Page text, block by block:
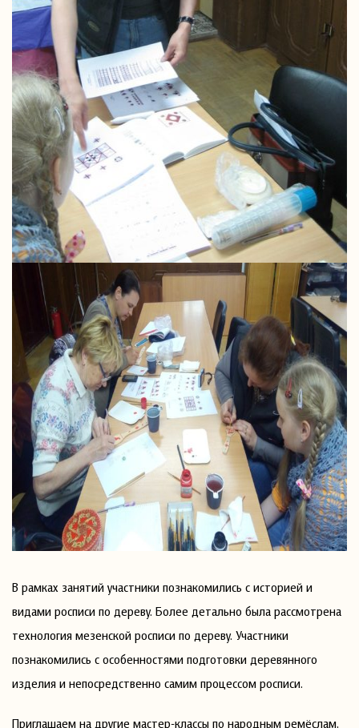
В рамках занятий участники познакомились с историей и
видами росписи по дереву. Более детально была рассмотрена
технология мезенской росписи по дереву. Участники
познакомились с особенностями подготовки деревянного
изделия и непосредственно самим процессом росписи.
Приглашаем на другие мастер-классы по народным ремёслам,